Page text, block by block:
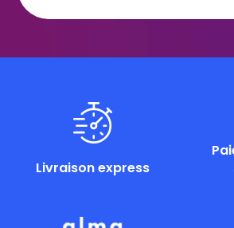
Livraison express